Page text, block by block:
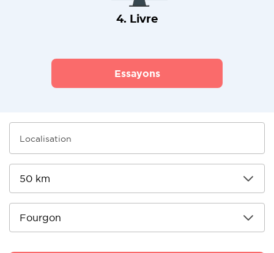
4. Livre
Essayons